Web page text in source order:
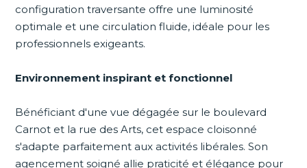
configuration traversante offre une luminosité
optimale et une circulation fluide, idéale pour les
professionnels exigeants.
Environnement inspirant et fonctionnel
Bénéficiant d'une vue dégagée sur le boulevard
Carnot et la rue des Arts, cet espace cloisonné
s'adapte parfaitement aux activités libérales. Son
agencement soigné allie praticité et élégance pour